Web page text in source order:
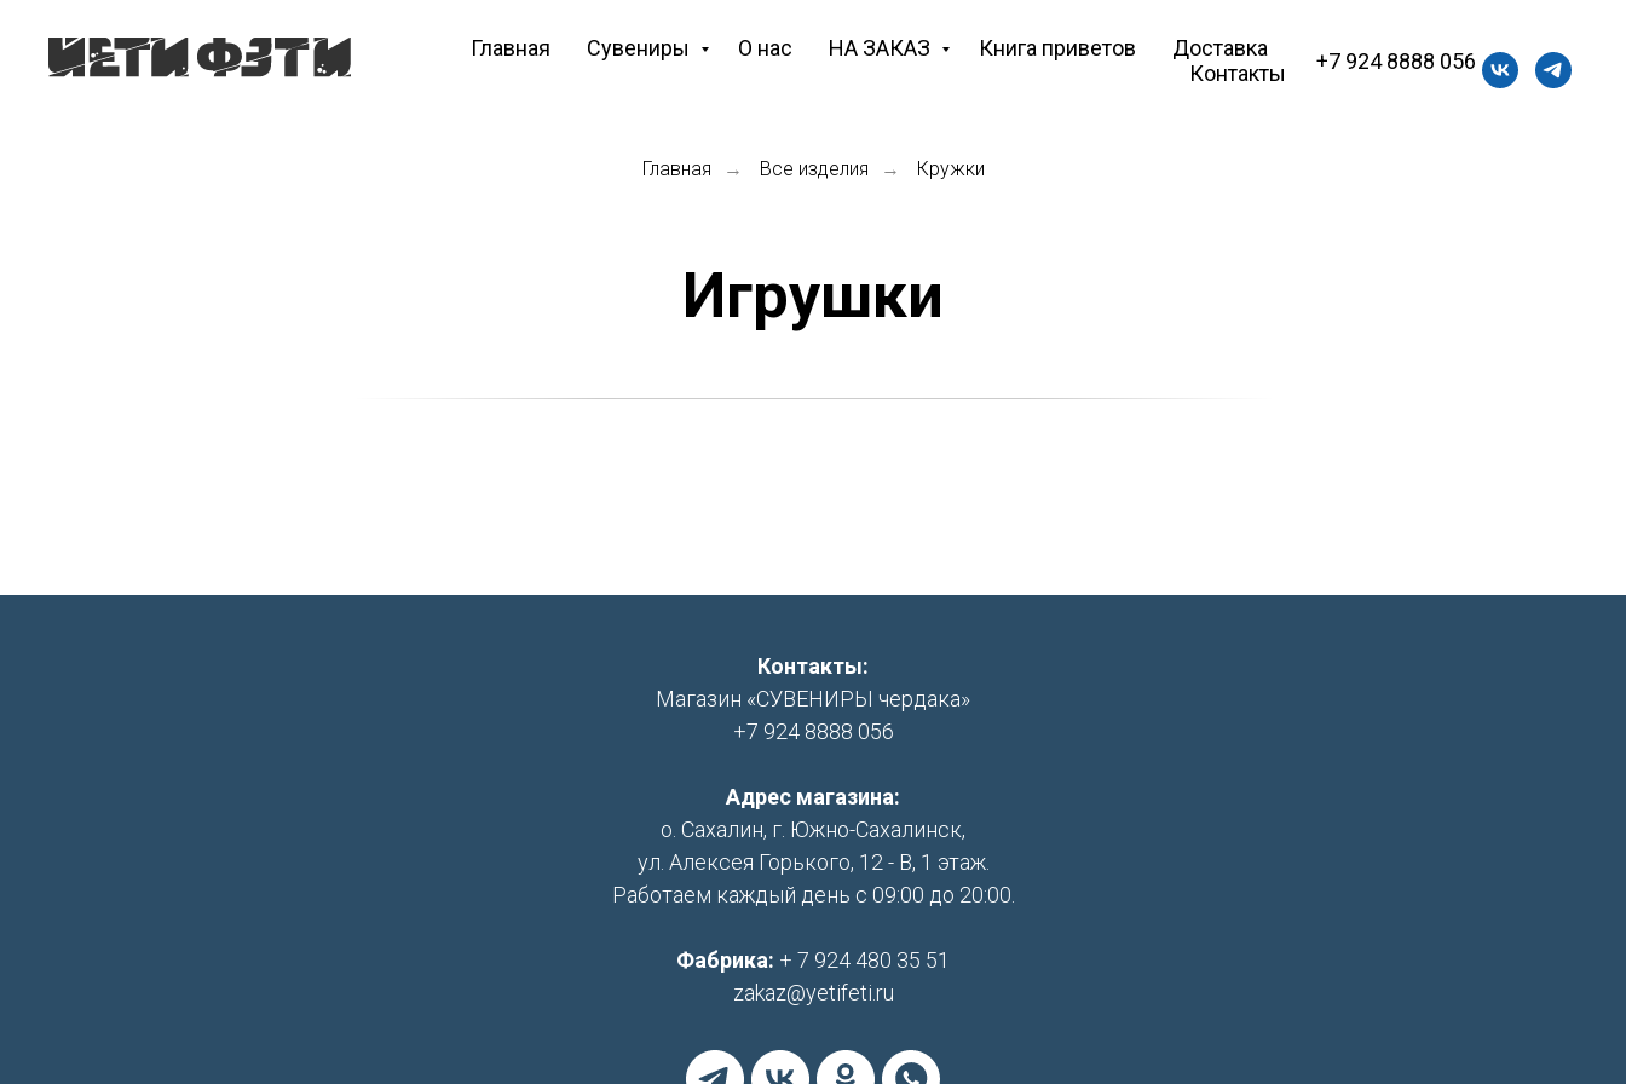
Главная Сувениры О нас НА ЗАКАЗ Книга приветов
Доставка
Контакты
+7 924 8888 056
Главная → Все изделия → Кружки
Игрушки
Контакты:
Магазин «СУВЕНИРЫ чердака»
+7 924 8888 056
Адрес магазина:
о. Сахалин, г. Южно-Сахалинск,
ул. Алексея Горького, 12 - В, 1 этаж.
Работаем каждый день с 09:00 до 20:00.
Фабрика: + 7 924 480 35 51
zakaz@yetifeti.ru